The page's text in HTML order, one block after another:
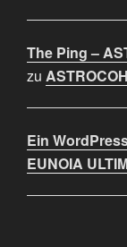
The Ping –
zu
Ein
EUNOIA